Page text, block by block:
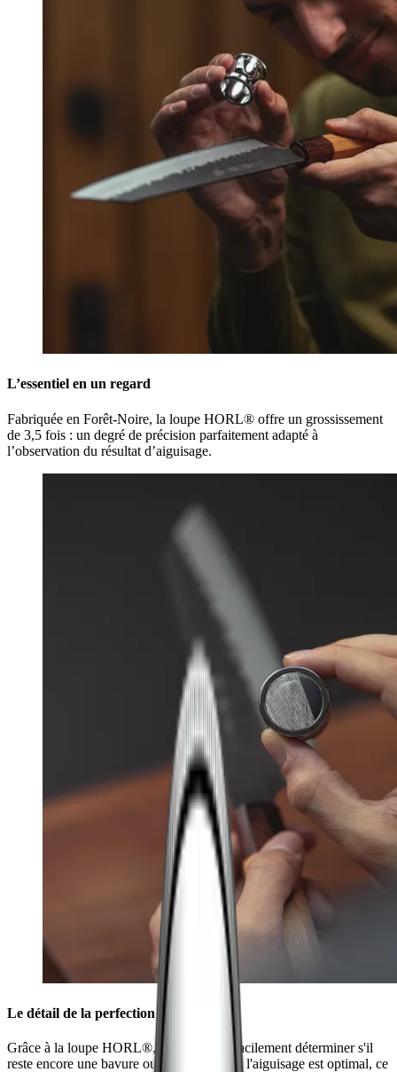
L’essentiel en un regard
Fabriquée en Forêt-Noire, la loupe HORL® offre un grossissement
de 3,5 fois : un degré de précision parfaitement adapté à
l’observation du résultat d’aiguisage.
Le détail de la perfection
Grâce à la loupe HORL®, vous pouvez facilement déterminer s'il
reste encore une bavure ou si le résultat de l'aiguisage est optimal, ce